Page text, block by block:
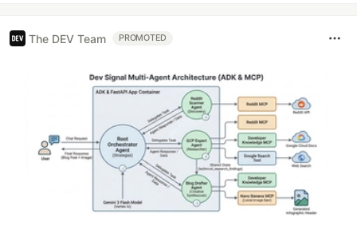
The DEV Team PROMOTED